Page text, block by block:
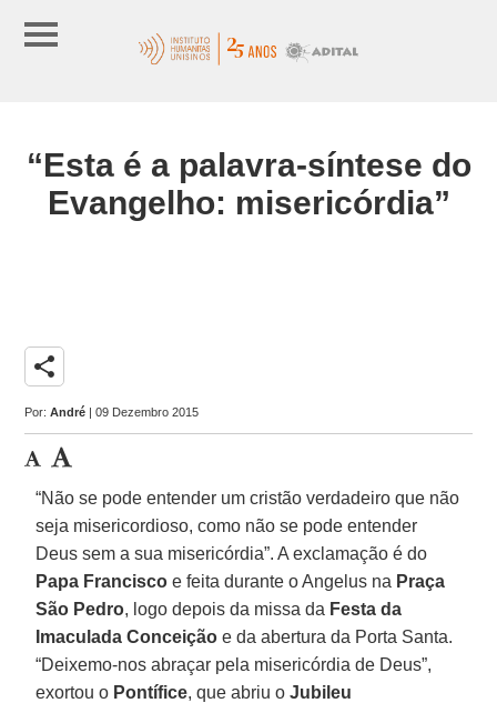
“Esta é a palavra-síntese do
Evangelho: misericórdia”
share
Por:André | 09 Dezembro 2015
“Não se pode entender um cristão verdadeiro que não
seja misericordioso, como não se pode entender
Deus sem a sua misericórdia”. A exclamação é do
Papa Francisco e feita durante o Angelus na Praça
São Pedro, logo depois da missa da Festa da
Imaculada Conceição e da abertura da Porta Santa.
“Deixemo-nos abraçar pela misericórdia de Deus”,
exortou o Pontífice, que abriu oJubileu